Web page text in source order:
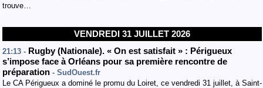
trouve…
VENDREDI 31 JUILLET 2026
21:13 - Rugby (Nationale). « On est satisfait » : Périgueux
s’impose face à Orléans pour sa première rencontre de
préparation - SudOuest.fr
Le CA Périgueux a dominé le promu du Loiret, ce vendredi 31 juillet, à Saint-